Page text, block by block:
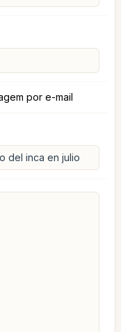
por e-mail